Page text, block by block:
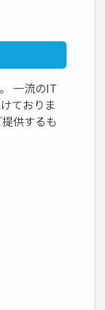
一流のIT
ておりま
供するも